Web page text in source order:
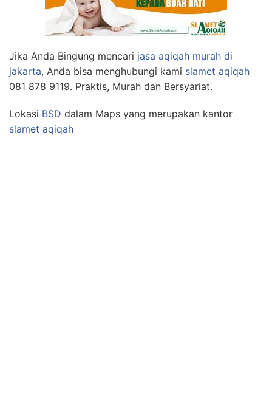
Jika Anda Bingung mencari jasa aqiqah murah di
jakarta, Anda bisa menghubungi kami slamet aqiqah
081 878 9119. Praktis, Murah dan Bersyariat.
Lokasi BSD dalam Maps yang merupakan kantor
slamet aqiqah